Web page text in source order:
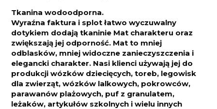
Tkanina wodoodporna.
Wyraźna faktura i splot łatwo wyczuwalny
dotykiem dodają tkaninie Mat charakteru oraz
zwiększają jej odporność. Mat to mniej
odblasków, mniej widoczne zanieczyszczenia i
elegancki charakter. Nasi klienci używają jej do
produkcji wózków dziecięcych, toreb, legowisk
dla zwierząt, wózków lalkowych, pokrowców,
parawanów plażowych, puf z granulatem,
leżaków, artykułów szkolnych i wielu innych